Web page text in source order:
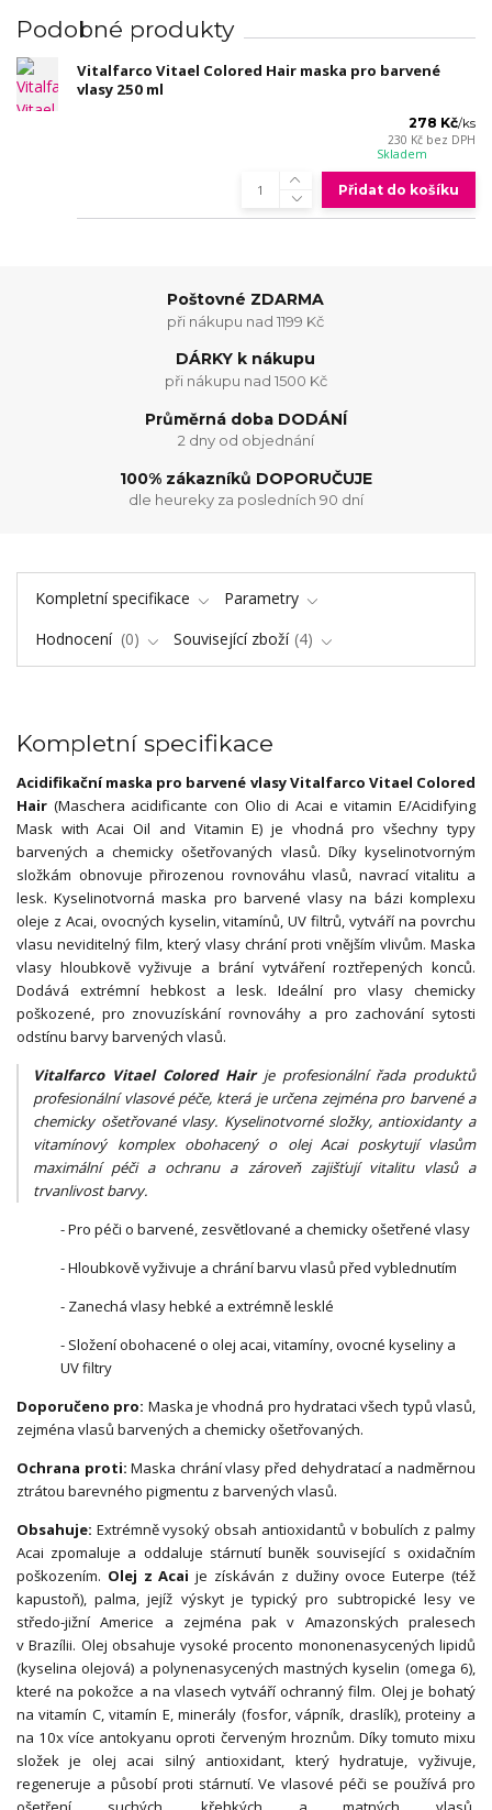
Podobné produkty
Vitalfarco Vitael Colored Hair maska pro barvené
vlasy 250 ml
278 Kč/ks
230 Kč bez DPH
Skladem
Přidat do košíku
Poštovné ZDARMA
při nákupu nad 1199 Kč
DÁRKY k nákupu
při nákupu nad 1500 Kč
Průměrná doba DODÁNÍ
2 dny od objednání
100% zákazníků DOPORUČUJE
dle heureky za posledních 90 dní
Kompletní specifikace
Parametry
Hodnocení
0 Související zboží 4
Kompletní specifikace
Acidifikační maska pro barvené vlasy Vitalfarco Vitael Colored
Hair (Maschera acidificante con Olio di Acai e vitamin E/Acidifying
Mask with Acai Oil and Vitamin E) je vhodná pro všechny typy
barvených a chemicky ošetřovaných vlasů. Díky kyselinotvorným
složkám obnovuje přirozenou rovnováhu vlasů, navrací vitalitu a
lesk. Kyselinotvorná maska pro barvené vlasy na bázi komplexu
oleje z Acai, ovocných kyselin, vitamínů, UV filtrů, vytváří na povrchu
vlasu neviditelný film, který vlasy chrání proti vnějším vlivům. Maska
vlasy hloubkově vyživuje a brání vytváření roztřepených konců.
Dodává extrémní hebkost a lesk. Ideální pro vlasy chemicky
poškozené, pro znovuzískání rovnováhy a pro zachování sytosti
odstínu barvy barvených vlasů.
Vitalfarco Vitael Colored Hairje profesionální řada produktů
profesionální vlasové péče, která je určena zejména pro barvené a
chemicky ošetřované vlasy. Kyselinotvorné složky, antioxidanty a
vitamínový komplex obohacený o olej Acai poskytují vlasům
maximální péči a ochranu a zároveň zajišťují vitalitu vlasů a
trvanlivost barvy.
- Pro péči o barvené, zesvětlované a chemicky ošetřené vlasy
- Hloubkově vyživuje a chrání barvu vlasů před vyblednutím
- Zanechá vlasy hebké a extrémně lesklé
- Složení obohacené o olej acai, vitamíny, ovocné kyseliny a
UV filtry
Doporučeno pro: Maska je vhodná pro hydrataci všech typů vlasů,
zejména vlasů barvených a chemicky ošetřovaných.
Ochrana proti:Maska chrání vlasy před dehydratací a nadměrnou
ztrátou barevného pigmentu z barvených vlasů.
Obsahuje: Extrémně vysoký obsah antioxidantů v bobulích z palmy
Acai zpomaluje a oddaluje stárnutí buněk související s oxidačním
poškozením. Olej z Acai je získáván z dužiny ovoce Euterpe (též
kapustoň), palma, jejíž výskyt je typický pro subtropické lesy ve
středo-jižní Americe a zejména pak v Amazonských pralesech
v Brazílii. Olej obsahuje vysoké procento mononenasycených lipidů
(kyselina olejová) a polynenasycených mastných kyselin (omega 6),
které na pokožce a na vlasech vytváří ochranný film. Olej je bohatý
na vitamín C, vitamín E, minerály (fosfor, vápník, draslík), proteiny a
na 10x více antokyanu oproti červeným hroznům. Díky tomuto mixu
složek je olej acai silný antioxidant, který hydratuje, vyživuje,
regeneruje a působí proti stárnutí. Ve vlasové péči se používá pro